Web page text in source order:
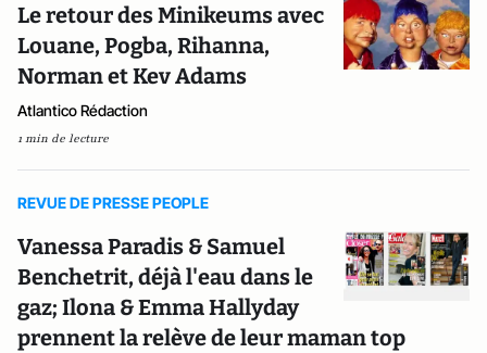
Le retour des Minikeums avec
Louane, Pogba, Rihanna,
Norman et Kev Adams
Atlantico Rédaction
1 min de lecture
REVUE DE PRESSE PEOPLE
Vanessa Paradis & Samuel
Benchetrit, déjà l'eau dans le
gaz; Ilona & Emma Hallyday
prennent la relève de leur maman top